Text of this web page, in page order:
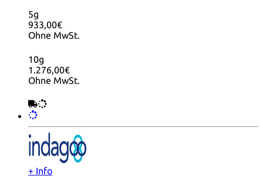
5g
933,00€
Ohne MwSt.
10g
1.276,00€
Ohne MwSt.
+ Info